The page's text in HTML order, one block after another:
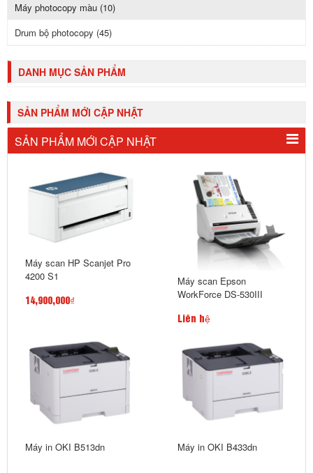
Máy photocopy màu (10)
Drum bộ photocopy (45)
DANH MỤC SẢN PHẨM
SẢN PHẨM MỚI CẬP NHẬT
SẢN PHẨM MỚI CẬP NHẬT
Máy scan HP Scanjet Pro
4200 S1
14,900,000₫
Máy scan Epson
WorkForce DS-530III
Liên hệ
Máy in OKI B513dn Máy in OKI B433dn